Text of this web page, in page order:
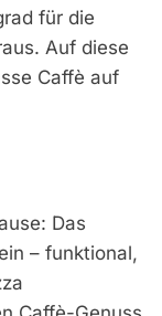
für die
Auf diese
Caffè auf
Das
– funktional,